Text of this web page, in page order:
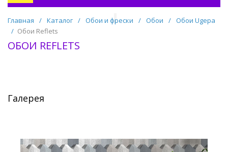
Главная / Каталог / Обои и фрески / Обои / Обои Ugepa
/ Обои Reflets
ОБОИ REFLETS
Галерея